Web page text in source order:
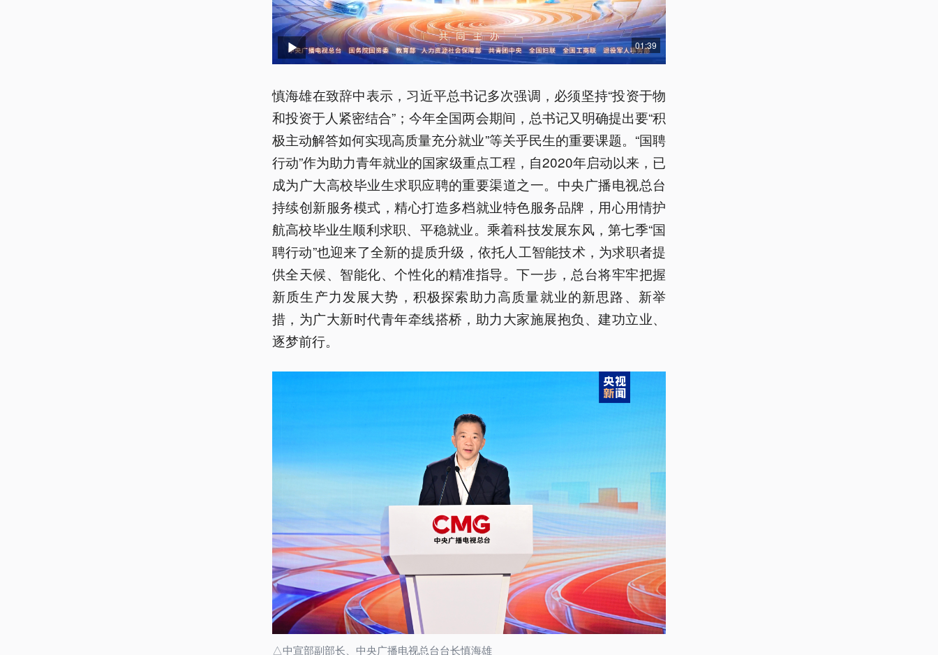
01:39
慎海雄在致辞中表示，习近平总书记多次强调，必须坚持“投资于物
和投资于人紧密结合”；今年全国两会期间，总书记又明确提出要“积
极主动解答如何实现高质量充分就业”等关乎民生的重要课题。“国聘
行动”作为助力青年就业的国家级重点工程，自2020年启动以来，已
成为广大高校毕业生求职应聘的重要渠道之一。中央广播电视总台
持续创新服务模式，精心打造多档就业特色服务品牌，用心用情护
航高校毕业生顺利求职、平稳就业。乘着科技发展东风，第七季“国
聘行动”也迎来了全新的提质升级，依托人工智能技术，为求职者提
供全天候、智能化、个性化的精准指导。下一步，总台将牢牢把握
新质生产力发展大势，积极探索助力高质量就业的新思路、新举
措，为广大新时代青年牵线搭桥，助力大家施展抱负、建功立业、
逐梦前行。
△中宣部副部长、中央广播电视总台台长慎海雄